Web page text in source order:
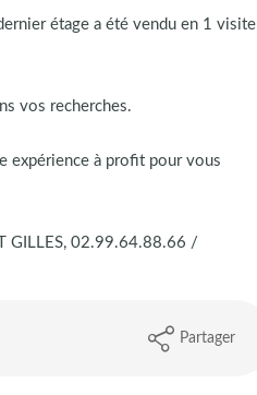
étage a été vendu en 1 visite
vos recherches.
expérience à profit pour vous
GILLES, 02.99.64.88.66 /
Partager